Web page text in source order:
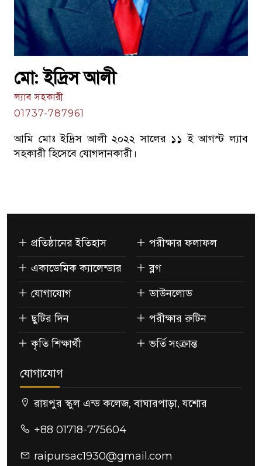
মো: ইদ্রিস আলী
ল্যাব সহকারী
01737-787961
আমি মোঃ ইদ্রিস আলী ২০২২ সালের ১১ ই আগস্ট ল্যাব
সহকারী হিসেবে যোগদানকারী।
প্রতিষ্ঠানের ইতিহাস
একাডেমিক ক্যালেন্ডার
যোগাযোগ
ছুটির দিন
কৃতি শিক্ষার্থী
পরীক্ষার ফলাফল
ব্লগ
ডাউনলোড
পরীক্ষার রুটিন
ভর্তি সংক্রান্ত
যোগাযোগ
রায়পুর স্কুল এন্ড কলেজ, বাঘারপাড়া, যশোর
+88 01718-775604
raipursac1930@gmail.com